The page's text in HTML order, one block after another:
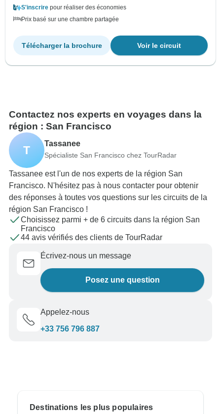
S'inscrire pour réaliser des économies
Prix basé sur une chambre partagée
Voir le circuit
Télécharger la brochure
Contactez nos experts en voyages dans la
région : San Francisco
T Tassanee
Spécialiste San Francisco chez TourRadar
Tassanee est l'un de nos experts de la région San
Francisco. N'hésitez pas à nous contacter pour obtenir
des réponses à toutes vos questions sur les circuits de la
région San Francisco !
Choisissez parmi + de 6 circuits dans la région San
Francisco
44 avis vérifiés des clients de TourRadar
Écrivez-nous un message
Posez une question
Appelez-nous
+33 756 796 887
Destinations les plus populaires